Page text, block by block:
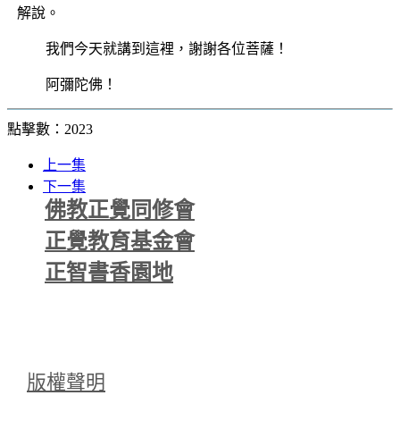
解說。
我們今天就講到這裡，謝謝各位菩薩！
阿彌陀佛！
點擊數：2023
上一集
下一集
佛教正覺同修會
正覺教育基金會
正智書香園地
版權聲明